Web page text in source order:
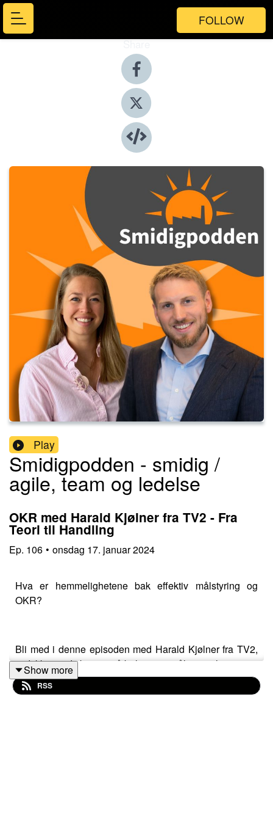
FOLLOW
Share
Play
Smidigpodden - smidig /
agile, team og ledelse
OKR med Harald Kjølner fra TV2 - Fra
Teori til Handling
Ep. 106 • onsdag 17. januar 2024
Hva er hemmelighetene bak effektiv målstyring og
OKR?
Bli med i denne episoden med Harald Kjølner fra TV2,
vi dykker ned i kunsten å balansere mål og realiteter i en
levende og dynamisk organisasjonsverden.
Show more
RSS